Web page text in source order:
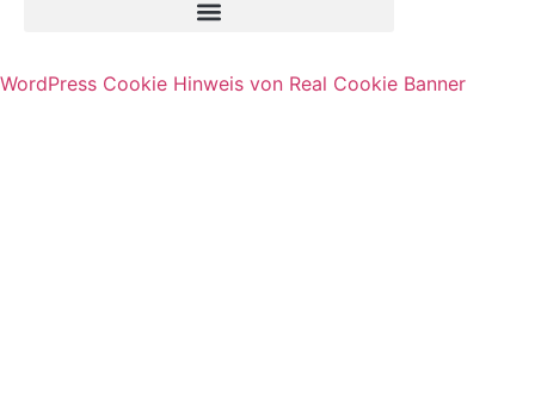
WordPress Cookie Hinweis von Real Cookie Banner